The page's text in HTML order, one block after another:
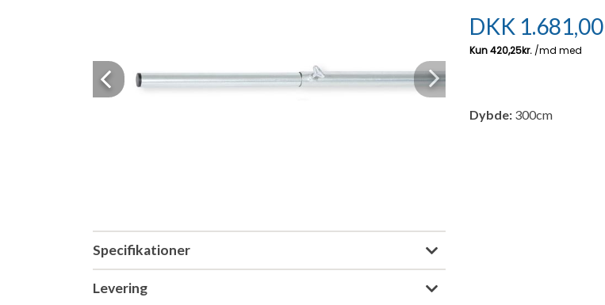
Previous Next
Specifikationer
Levering
DKK 1.681,00
Dybde: 300cm